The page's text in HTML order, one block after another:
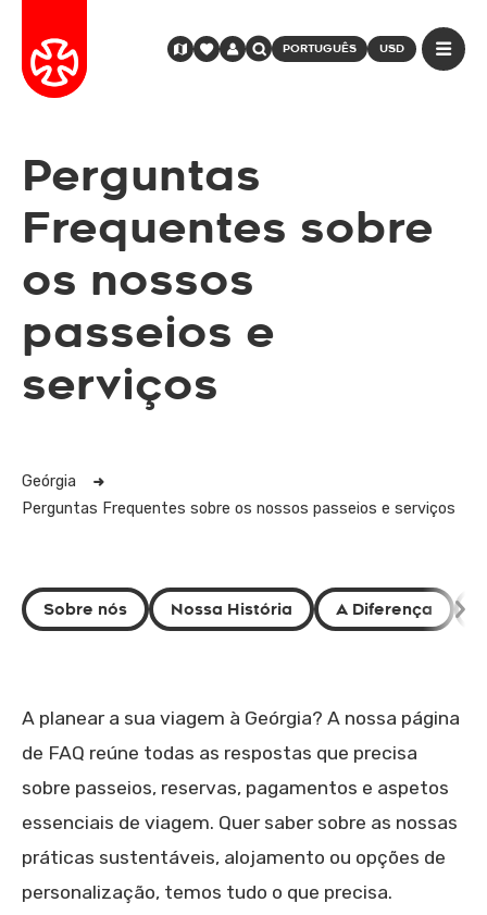
PORTUGUÊS USD
Perguntas
Frequentes sobre
os nossos
passeios e
serviços
Geórgia
Perguntas Frequentes sobre os nossos passeios e serviços
Sobre nós Nossa História A Diferença
A planear a sua viagem à Geórgia? A nossa página
de FAQ reúne todas as respostas que precisa
sobre passeios, reservas, pagamentos e aspetos
essenciais de viagem. Quer saber sobre as nossas
práticas sustentáveis, alojamento ou opções de
personalização, temos tudo o que precisa.